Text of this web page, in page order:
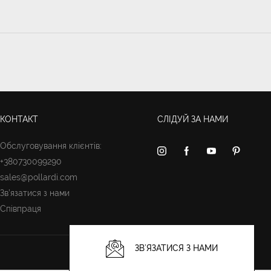
КОНТАКТ
Обслуговування клієнтів:
+380730099290
sales@pollardi.com
Зв’язатися з нами
Співпраця
СЛІДУЙ ЗА НАМИ
ЗВ’ЯЗАТИСЯ З НАМИ